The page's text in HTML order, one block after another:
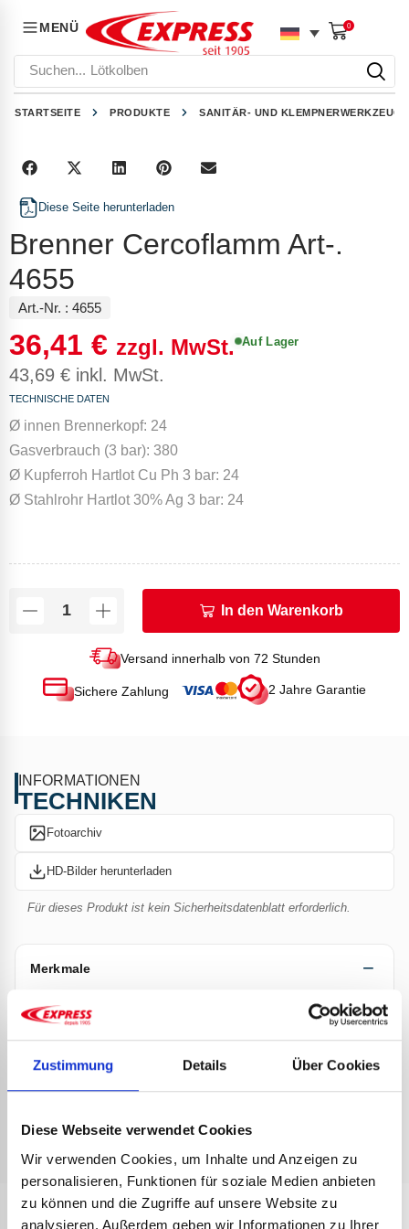
Zustimmung Details Über Cookies
Diese Webseite verwendet Cookies
Wir verwenden Cookies, um Inhalte und Anzeigen zu
personalisieren, Funktionen für soziale Medien anbieten
zu können und die Zugriffe auf unsere Website zu
analysieren. Außerdem geben wir Informationen zu Ihrer
MENÜ 0
Suchen... Lötkolben
STARTSEITE PRODUKTE SANITÄR- UND KLEMPNERWERKZEUGE
Diese Seite herunterladen
Brenner Cercoflamm Art-.
4655
Art.-Nr. : 4655
36,41 € zzgl. MwSt.
43,69 € inkl. MwSt.
Auf Lager
TECHNISCHE DATEN
Ø innen Brennerkopf: 24
Gasverbrauch (3 bar): 380
Ø Kupferroh Hartlot Cu Ph 3 bar: 24
Ø Stahlrohr Hartlot 30% Ag 3 bar: 24
In den Warenkorb
Versand innerhalb von 72 Stunden
Sichere Zahlung 2 Jahre Garantie
INFORMATIONEN
TECHNIKEN
Fotoarchiv
HD-Bilder herunterladen
Für dieses Produkt ist kein Sicherheitsdatenblatt erforderlich.
Merkmale
Keine Informationen für dieses Produkt verfügbar.
Dokumentation